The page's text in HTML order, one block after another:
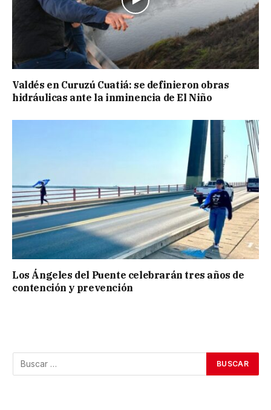
Valdés en Curuzú Cuatiá: se definieron obras
hidráulicas ante la inminencia de El Niño
Los Ángeles del Puente celebrarán tres años de
contención y prevención